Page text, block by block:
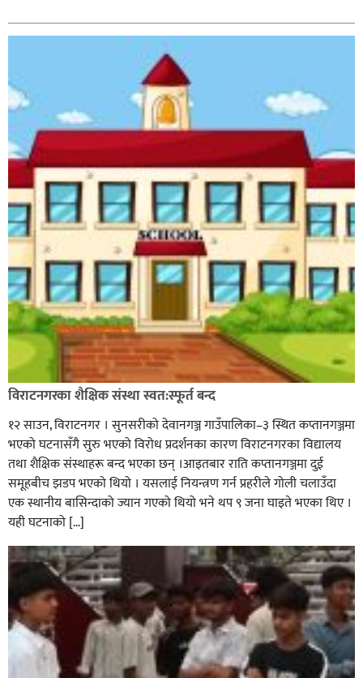
विराटनगरका शैक्षिक संस्था स्वत:स्फूर्त बन्द
१२ साउन, विराटनगर । सुनसरीको देवानगञ्ज गाउँपालिका–३ स्थित कप्तानगञ्जमा
भएको घटनासँगै सुरु भएको विरोध प्रदर्शनका कारण विराटनगरका विद्यालय
तथा शैक्षिक संस्थाहरू बन्द भएका छन् ।आइतबार राति कप्तानगञ्जमा दुई
समूहबीच झडप भएको थियो । यसलाई नियन्त्रण गर्न प्रहरीले गोली चलाउँदा
एक स्थानीय बासिन्दाको ज्यान गएको थियो भने थप ९ जना घाइते भएका थिए ।
यही घटनाको […]